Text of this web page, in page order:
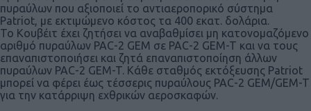
πυραύλων που αξιοποιεί το αντιαεροπορικό σύστημα
Patriot, με εκτιμώμενο κόστος τα 400 εκατ. δολάρια.
Το Κουβέιτ έχει ζητήσει να αναβαθμίσει μη κατονομαζόμενο
αριθμό πυραύλων PAC-2 GEM σε PAC-2 GEM-T και να τους
επαναπιστοποιήσει και ζητά επαναπιστοποίηση άλλων
πυραύλων PAC-2 GEM-T. Κάθε σταθμός εκτόξευσης Patriot
μπορεί να φέρει έως τέσσερις πυραύλους PAC-2 GEM/GEM-T
για την κατάρριψη εχθρικών αεροσκαφών.